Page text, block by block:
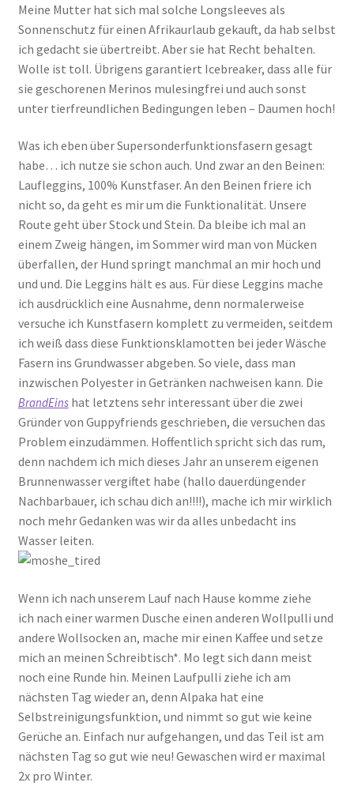
Meine Mutter hat sich mal solche Longsleeves als
Sonnenschutz für einen Afrikaurlaub gekauft, da hab selbst
ich gedacht sie übertreibt. Aber sie hat Recht behalten.
Wolle ist toll. Übrigens garantiert Icebreaker, dass alle für
sie geschorenen Merinos mulesingfrei und auch sonst
unter tierfreundlichen Bedingungen leben – Daumen hoch!
Was ich eben über Supersonderfunktionsfasern gesagt
habe… ich nutze sie schon auch. Und zwar an den Beinen:
Laufleggins, 100% Kunstfaser. An den Beinen friere ich
nicht so, da geht es mir um die Funktionalität. Unsere
Route geht über Stock und Stein. Da bleibe ich mal an
einem Zweig hängen, im Sommer wird man von Mücken
überfallen, der Hund springt manchmal an mir hoch und
und und. Die Leggins hält es aus. Für diese Leggins mache
ich ausdrücklich eine Ausnahme, denn normalerweise
versuche ich Kunstfasern komplett zu vermeiden, seitdem
ich weiß dass diese Funktionsklamotten bei jeder Wäsche
Fasern ins Grundwasser abgeben. So viele, dass man
inzwischen Polyester in Getränken nachweisen kann. Die
BrandEinshat letztens sehr interessant über die zwei
Gründer von Guppyfriends geschrieben, die versuchen das
Problem einzudämmen. Hoffentlich spricht sich das rum,
denn nachdem ich mich dieses Jahr an unserem eigenen
Brunnenwasser vergiftet habe (hallo dauerdüngender
Nachbarbauer, ich schau dich an!!!!), mache ich mir wirklich
noch mehr Gedanken was wir da alles unbedacht ins
Wasser leiten.
Wenn ich nach unserem Lauf nach Hause komme ziehe
ich nach einer warmen Dusche einen anderen Wollpulli und
andere Wollsocken an, mache mir einen Kaffee und setze
mich an meinen Schreibtisch*. Mo legt sich dann meist
noch eine Runde hin. Meinen Laufpulli ziehe ich am
nächsten Tag wieder an, denn Alpaka hat eine
Selbstreinigungsfunktion, und nimmt so gut wie keine
Gerüche an. Einfach nur aufgehangen, und das Teil ist am
nächsten Tag so gut wie neu! Gewaschen wird er maximal
2x pro Winter.